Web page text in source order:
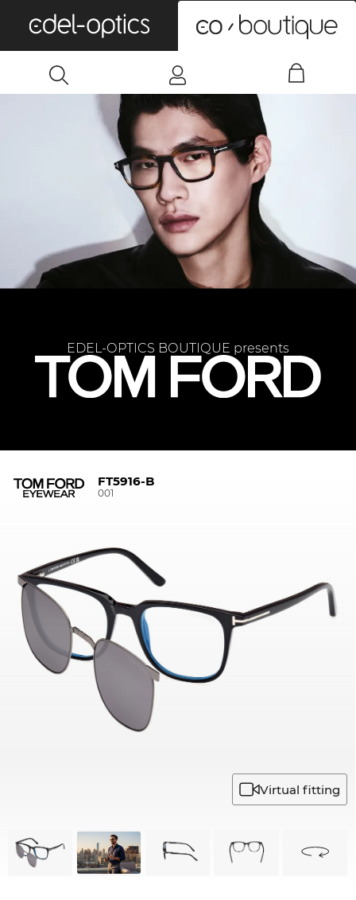
EDEL-OPTICS BOUTIQUE presents
FT5916-B
001
Virtual fitting